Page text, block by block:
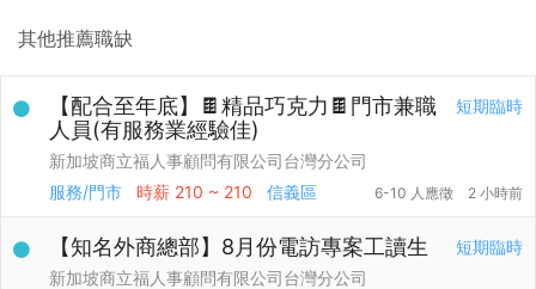
其他推薦職缺
短期臨時
【配合至年底】🍫精品巧克力🍫門市兼職
人員(有服務業經驗佳)
新加坡商立福人事顧問有限公司台灣分公司
服務/門市
時薪 210 ~ 210 信義區 6-10 人應徵 2 小時前
短期臨時
【知名外商總部】8月份電訪專案工讀生
新加坡商立福人事顧問有限公司台灣分公司